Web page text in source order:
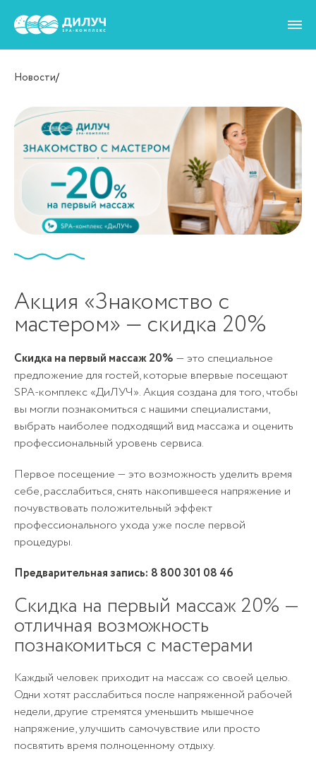
Новости/
Акция «Знакомство с
мастером» — скидка 20%
Скидка на первый массаж 20% — это специальное
предложение для гостей, которые впервые посещают
SPA-комплекс «ДиЛУЧ». Акция создана для того, чтобы
вы могли познакомиться с нашими специалистами,
выбрать наиболее подходящий вид массажа и оценить
профессиональный уровень сервиса.
Первое посещение — это возможность уделить время
себе, расслабиться, снять накопившееся напряжение и
почувствовать положительный эффект
профессионального ухода уже после первой
процедуры.
Предварительная запись: 8 800 301 08 46
Скидка на первый массаж 20% —
отличная возможность
познакомиться с мастерами
Каждый человек приходит на массаж со своей целью.
Одни хотят расслабиться после напряженной рабочей
недели, другие стремятся уменьшить мышечное
напряжение, улучшить самочувствие или просто
посвятить время полноценному отдыху.